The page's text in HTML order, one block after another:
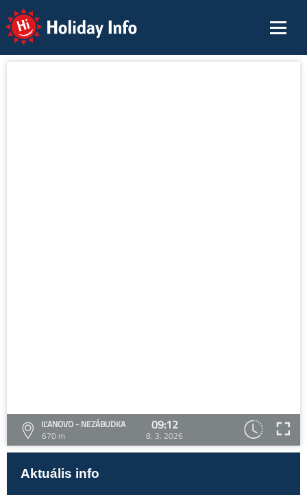
Holiday Info
IĽANOVO - NEZÁBUDKA
670 m
09:12
8. 3. 2026
Aktuális info